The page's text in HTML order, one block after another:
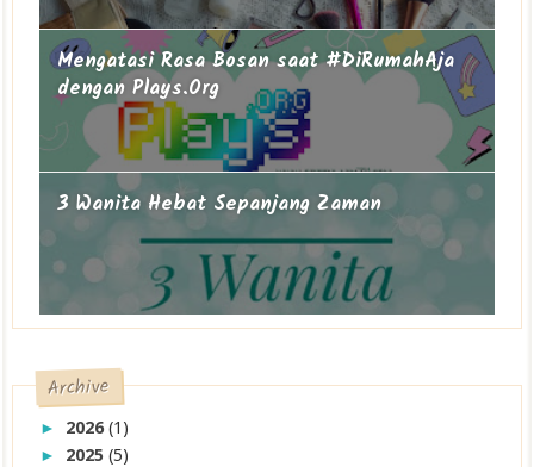
Mengatasi Rasa Bosan saat #DiRumahAja
dengan Plays.Org
3 Wanita Hebat Sepanjang Zaman
Archive
► 2026(1)
► 2025(5)